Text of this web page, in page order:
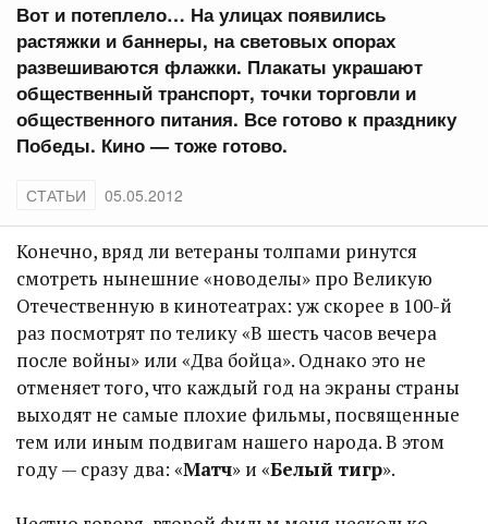
Вот и потеплело… На улицах появились
растяжки и баннеры, на световых опорах
развешиваются флажки. Плакаты украшают
общественный транспорт, точки торговли и
общественного питания. Все готово к празднику
Победы. Кино — тоже готово.
СТАТЬИ 05.05.2012
Конечно, вряд ли ветераны толпами ринутся
смотреть нынешние «новоделы» про Великую
Отечественную в кинотеатрах: уж скорее в 100-й
раз посмотрят по телику «В шесть часов вечера
после войны» или «Два бойца». Однако это не
отменяет того, что каждый год на экраны страны
выходят не самые плохие фильмы, посвященные
тем или иным подвигам нашего народа. В этом
году — сразу два: «Матч» и «Белый тигр».